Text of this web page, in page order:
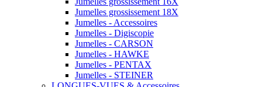
Jumelles grossissement 18X
Jumelles - Accessoires
Jumelles - Digiscopie
Jumelles - CARSON
Jumelles - HAWKE
Jumelles - PENTAX
Jumelles - STEINER